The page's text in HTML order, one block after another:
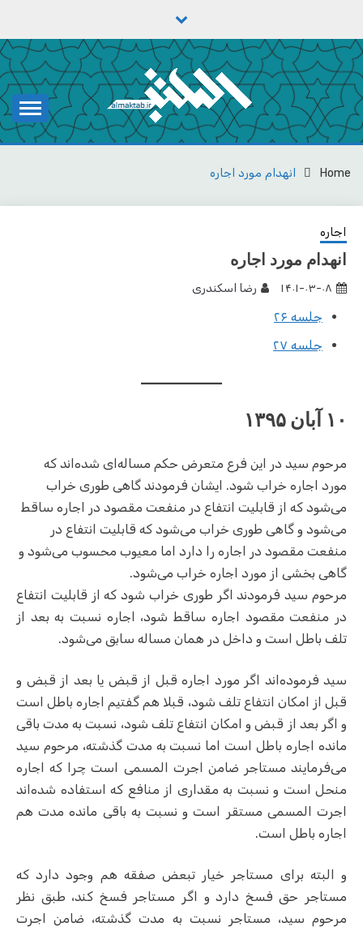
content
مکتب
یادداشت‌های رضا اسکندری
Home انهدام مورد اجاره
اجاره
انهدام مورد اجاره
۱۴۰۱-۰۳-۰۸ رضا اسکندری
جلسه ۲۶
جلسه ۲۷
۱۰ آبان ۱۳۹۵
مرحوم سید در این فرع متعرض حکم مساله‌ای شده‌اند که
مورد اجاره خراب شود. ایشان فرمودند گاهی طوری خراب
می‌شود که از قابلیت انتفاع در منفعت مقصود در اجاره ساقط
می‌شود و گاهی طوری خراب می‌شود که قابلیت انتفاع در
منفعت مقصود در اجاره را دارد اما معیوب محسوب می‌شود و
گاهی بخشی از مورد اجاره خراب می‌شود.
مرحوم سید فرمودند اگر طوری خراب شود که از قابلیت انتفاع
در منفعت مقصود اجاره ساقط شود، اجاره نسبت به بعد از
تلف باطل است و داخل در همان مساله سابق می‌شود.
سید فرموده‌اند اگر مورد اجاره قبل از قبض یا بعد از قبض و
قبل از امکان انتفاع تلف شود، قبلا هم گفتیم اجاره باطل است
و اگر بعد از قبض و امکان انتفاع تلف شود، نسبت به مدت باقی
مانده اجاره باطل است اما نسبت به مدت گذشته، مرحوم سید
می‌فرمایند مستاجر ضامن اجرت المسمی است چرا که اجاره
منحل است و نسبت به مقداری از منافع که استفاده شده‌اند
اجرت المسمی مستقر است و نسبت به باقی مانده مدت هم
اجاره باطل است.
و البته برای مستاجر خیار تبعض صفقه هم وجود دارد که
مستاجر حق فسخ دارد و اگر مستاجر فسخ کند، طبق نظر
مرحوم سید، مستاجر نسبت به مدت گذشته، ضامن اجرت